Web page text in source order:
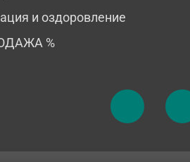
и оздоровление
%